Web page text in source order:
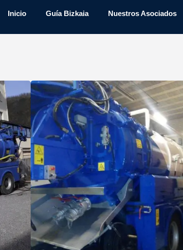
Inicio Guía Bizkaia Nuestros Asociados